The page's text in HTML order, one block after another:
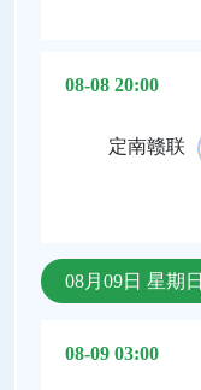
08-08 20:00
定南赣联
08月09日 星期日
08-09 03:00